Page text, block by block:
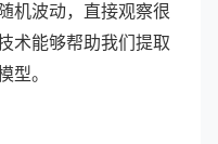
机波动，直接观察很
术能够帮助我们提取
型。